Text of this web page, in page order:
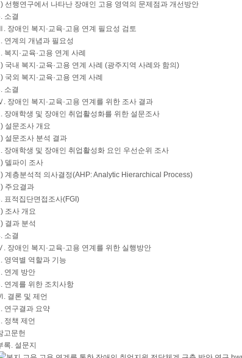
선행연구에서 나타난 장애인 고용 영역의 문제점과 개선방안
소결
장애인 복지·교육·고용 연계 필요성 검토
연계의 개념과 필요성
복지·교육·고용 연계 사례
국내 복지·교육·고용 연계 사례 (광주지역 사례와 함의)
국외 복지·교육·고용 연계 사례
소결
장애인 복지·교육·고용 연계를 위한 조사 결과
장애학생 및 장애인 취업활성화를 위한 설문조사
설문조사 개요
설문조사 분석 결과
장애학생 및 장애인 취업활성화 요인 우선순위 조사
델파이 조사
계층분석적 의사결정(AHP: Analytic Hierarchical Process)
주요결과
표적집단면접조사(FGI)
조사 개요
결과 분석
소결
장애인 복지·교육·고용 연계를 위한 실행방안
영역별 역할과 기능
연계 방안
연계를 위한 조치사항
결론 및 제언
연구결과 요약
정책 제언
고문헌
록. 설문지